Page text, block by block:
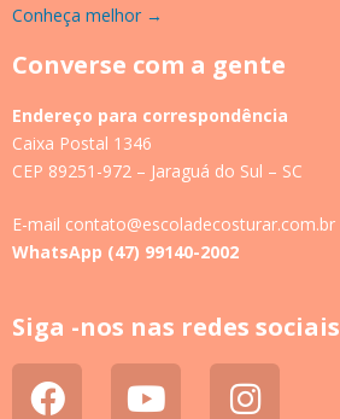
Conheça melhor →
Converse com a gente
Endereço para correspondência
Caixa Postal 1346
CEP 89251-972 – Jaraguá do Sul – SC
E-mail contato@escoladecosturar.com.br
WhatsApp (47) 99140-2002
Siga -nos nas redes sociais